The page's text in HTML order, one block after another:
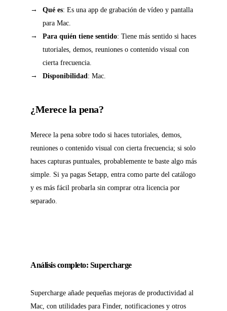
Qué es: Es una app de grabación de vídeo y pantalla
para Mac.
Para quién tiene sentido: Tiene más sentido si haces
tutoriales, demos, reuniones o contenido visual con
cierta frecuencia.
Disponibilidad: Mac.
¿Merece la pena?
Merece la pena sobre todo si haces tutoriales, demos,
reuniones o contenido visual con cierta frecuencia; si solo
haces capturas puntuales, probablemente te baste algo más
simple. Si ya pagas Setapp, entra como parte del catálogo
y es más fácil probarla sin comprar otra licencia por
separado.
Análisis completo: Supercharge
Supercharge añade pequeñas mejoras de productividad al
Mac, con utilidades para Finder, notificaciones y otros